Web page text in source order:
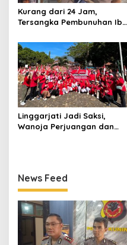
Kurang dari 24 Jam,
Tersangka Pembunuhan Ibu
Ditangkap di Brebes
Linggarjati Jadi Saksi,
Wanoja Perjuangan dan
News Feed